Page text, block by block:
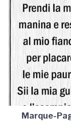
Marque-